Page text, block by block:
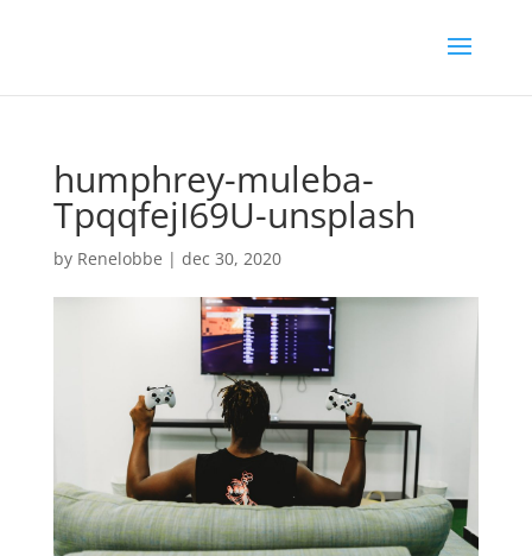
humphrey-muleba-
TpqqfejI69U-unsplash
by Renelobbe | dec 30, 2020